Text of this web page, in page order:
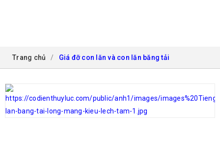
Trang chủ / Giá đỡ con lăn và con lăn băng tải